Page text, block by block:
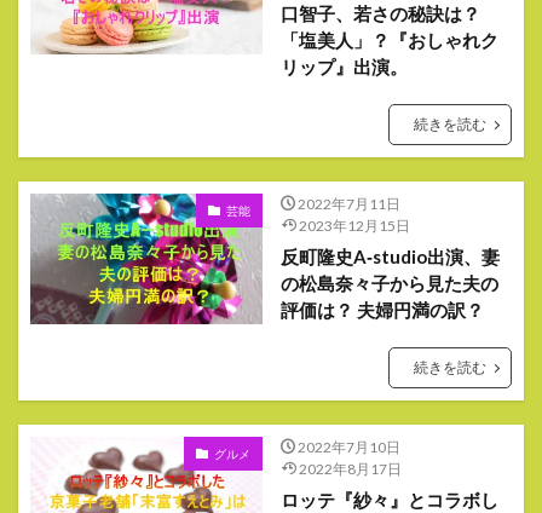
口智子、若さの秘訣は？
「塩美人」？『おしゃれク
リップ』出演。
続きを読む
芸能
2022年7月11日
2023年12月15日
反町隆史A‐studio出演、妻
の松島奈々子から見た夫の
評価は？ 夫婦円満の訳？
続きを読む
グルメ
2022年7月10日
2022年8月17日
ロッテ『紗々』とコラボし